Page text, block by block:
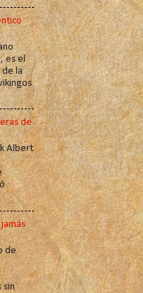
es el
de la
de
Albert
de
sin